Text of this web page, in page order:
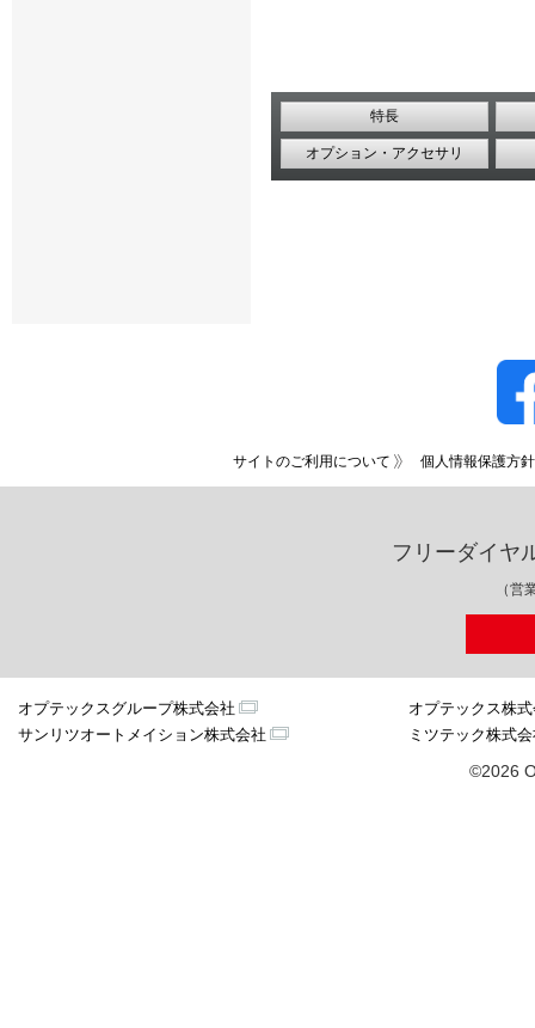
特長
オプション・アクセサリ
サイトのご利用について 個人情報保護方針
フリーダイヤ
（営
オプテックスグループ株式会社
オプテックス株
サンリツオートメイション株式会社
ミツテック株式
©2026